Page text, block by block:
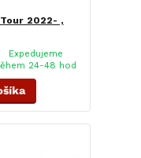
2022- ,
Expedujeme
24-48 hod